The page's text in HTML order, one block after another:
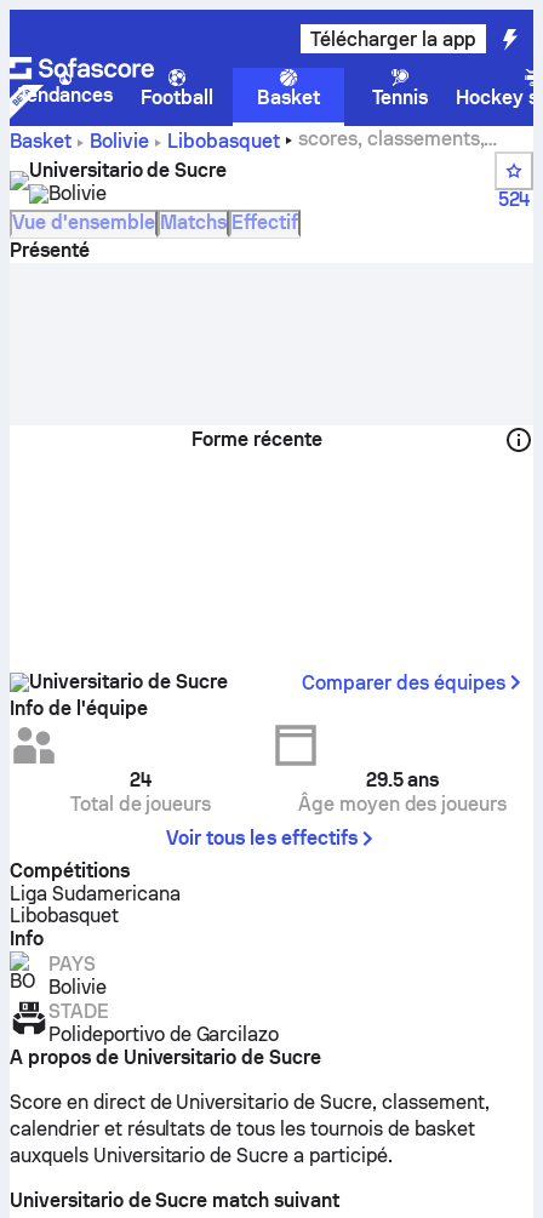
Télécharger la app
Tendances Football Basket Tennis
Hockey
Basket
Bolivie Libobasquet
scores, classements,
calendrier et joueurs de Universitario de Sucre
Universitario de Sucre
Bolivie
524
Vue d'ensemble Matchs Effectif
Présenté
Forme récente
Universitario de Sucre
Comparer des équipes
Info de l'équipe
24
Total de joueurs
29.5ans
Âge moyen des joueurs
Voir tous les effectifs
Compétitions
Liga Sudamericana
Libobasquet
Info
PAYS
Bolivie
STADE
Polideportivo de Garcilazo
A propos de Universitario de Sucre
Score en direct de Universitario de Sucre, classement,
calendrier et résultats de tous les tournois de basket
auxquels Universitario de Sucre a participé.
Universitario de Sucre match suivant